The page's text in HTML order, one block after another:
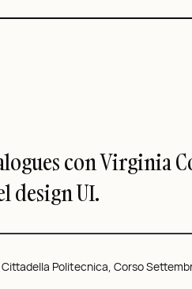
con Virginia
design UI.
Cittadella Politecnica, Corso